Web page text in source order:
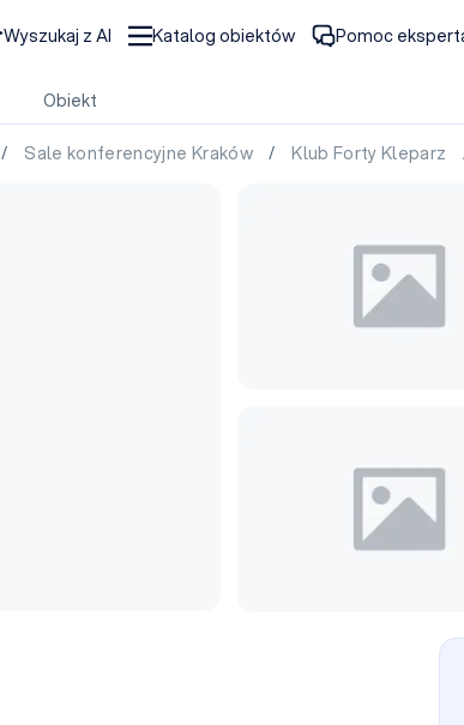
Wyszukaj z AI Katalog obiektów Pomoc
Obiekt
/ Sale konferencyjne Kraków /Klub Forty Kleparz